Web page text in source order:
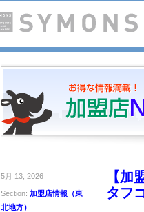
5月 13, 2026
Section: 加盟店情報（東
北地方）
【加
タフ